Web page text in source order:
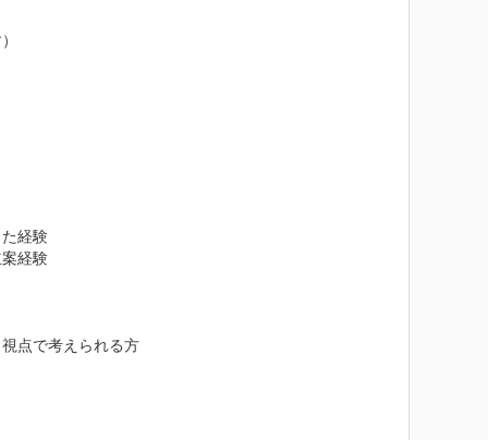
経験
経験
点で考えられる方